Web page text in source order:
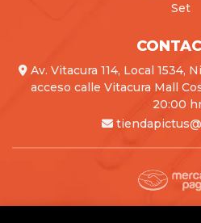
Set
Av. Vitacura 114, Local 1534,
acceso calle Vitacura Mall
20:00